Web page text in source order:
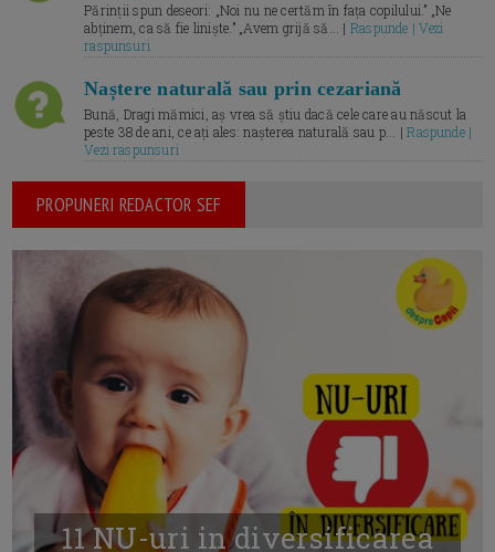
Părinții spun deseori: „Noi nu ne certăm în fața copilului.” „Ne
abținem, ca să fie liniște.” „Avem grijă să... | Raspunde | Vezi
raspunsuri
Naștere naturală sau prin cezariană
Bună, Dragi mămici, aș vrea să știu dacă cele care au născut la
peste 38 de ani, ce ați ales: nașterea naturală sau p... |Raspunde |
Vezi raspunsuri
PROPUNERI REDACTOR SEF
11 NU-uri in diversificarea